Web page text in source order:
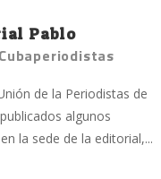
Pablo
de la Periodistas de
algunos
la sede de la editorial,...